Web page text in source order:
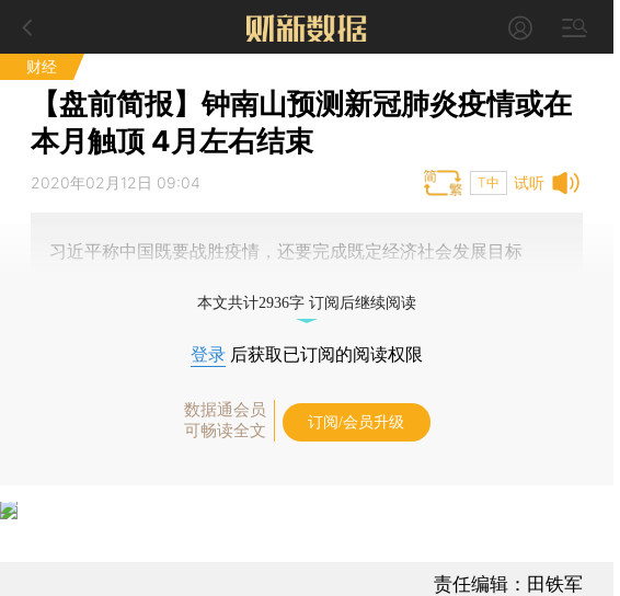
财经
【盘前简报】钟南山预测新冠肺炎疫情或在
本月触顶 4月左右结束
试听
2020年02月12日 09:04 T中
习近平称中国既要战胜疫情，还要完成既定经济社会发展目标
本文共计2936字 订阅后继续阅读
登录 后获取已订阅的阅读权限
数据通会员
可畅读全文
订阅/会员升级
责任编辑：田铁军